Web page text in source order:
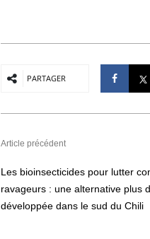
PARTAGER
Article précédent
Les bioinsecticides pour lutter
ravageurs : une alternative plus
développée dans le sud du Chili